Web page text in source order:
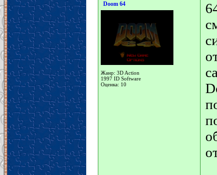
Doom 64
Жанр: 3D Action
1997 ID Software
Оценка: 10